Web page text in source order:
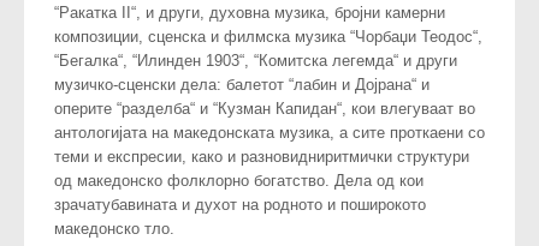
“Ракатка II“, и други, духовна музика, бројни камерни
композиции, сценска и филмска музика “Чорбаџи Теодос“,
“Бегалка“, “Илинден 1903“, “Комитска легемда“ и други
музичко-сценски дела: балетот “лабин и Дојрана“ и
оперите “разделба“ и “Кузман Капидан“, кои влегуваат во
антологијата на македонската музика, а сите проткаени со
теми и експресии, како и разновидниритмички структури
од македонско фолклорно богатство. Дела од кои
зрачатубавината и духот на родното и поширокото
македонско тло.